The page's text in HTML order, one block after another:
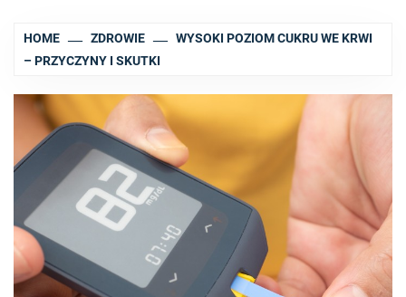
HOME ZDROWIE
WYSOKI POZIOM CUKRU WE KRWI
– PRZYCZYNY I SKUTKI